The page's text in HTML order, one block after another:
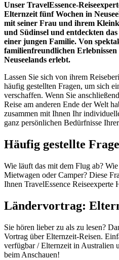
Unser TravelEssence-
Elternzeit fünf Wochen in
mit seiner Frau und ihrem
und Südinsel und entdeckten
einer jungen Familie. Von
familienfreundlichen Erlebnissen
Neuseelands erlebt.
Lassen Sie sich von ihrem
häufig gestellten Fragen, um sich
verschaffen. Wenn Sie
Reise am anderen Ende der Welt
zusammen mit Ihnen Ihr
ganz persönlichen Bedürfnisse
Häufig gestellte
Wie läuft das mit dem Flug ab?
Mietwagen oder Camper? Diese
Ihnen TravelEssence Reiseexperte
Ländervortrag:
Sie hören lieber zu als zu lesen?
Vortrag über Elternzeit-Reisen.
verfügbar / Elternzeit in Australien
beim Anschauen!